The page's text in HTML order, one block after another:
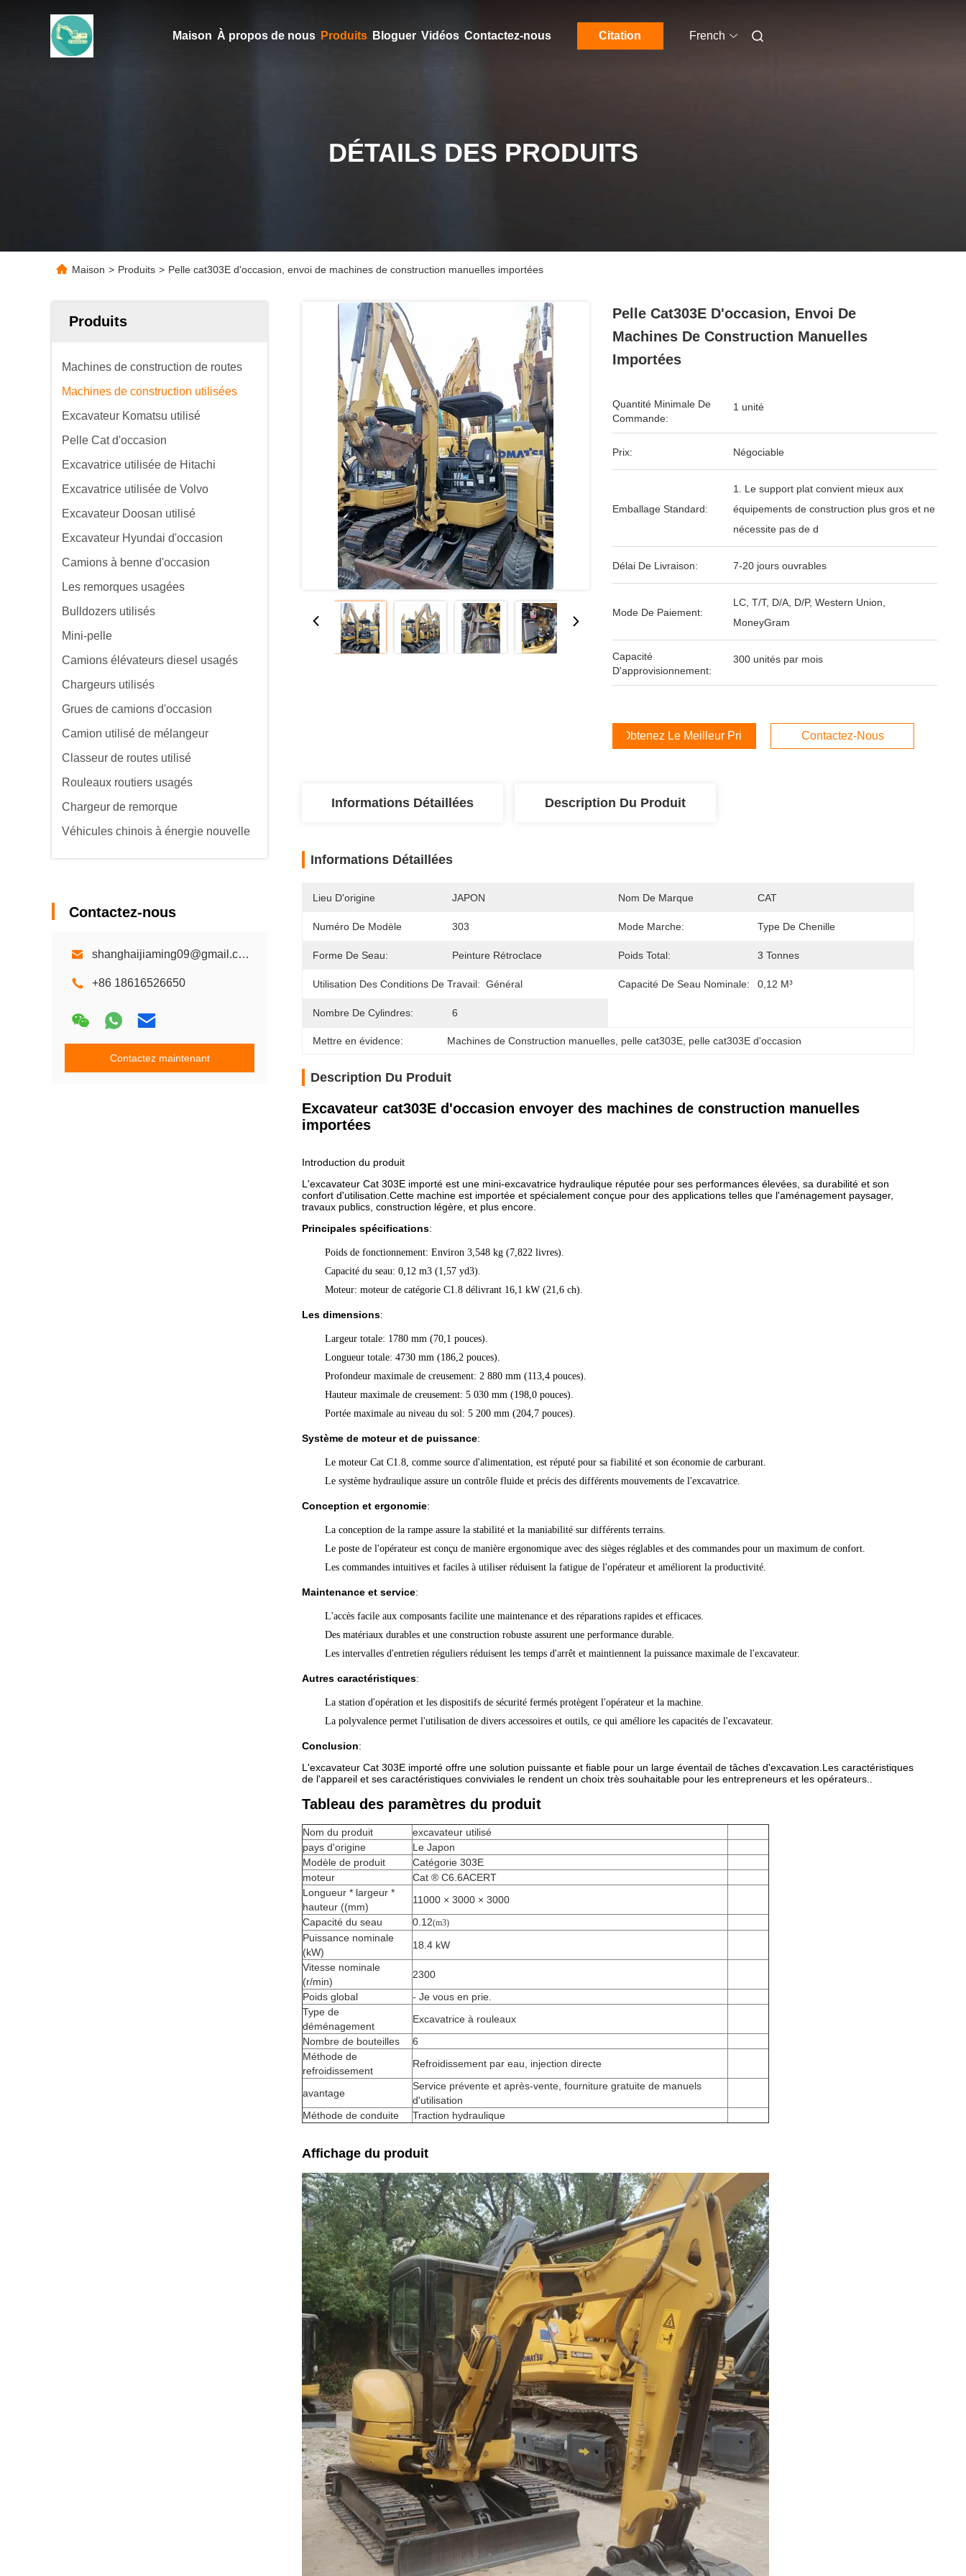
Maison À propos de nous Produits Bloguer Vidéos Contactez-nous Citation French
DÉTAILS DES PRODUITS
Maison > Produits > Pelle cat303E d'occasion, envoi de machines de construction manuelles importées
Produits
Machines de construction de routes
Machines de construction utilisées
Excavateur Komatsu utilisé
Pelle Cat d'occasion
Excavatrice utilisée de Hitachi
Excavatrice utilisée de Volvo
Excavateur Doosan utilisé
Excavateur Hyundai d'occasion
Camions à benne d'occasion
Les remorques usagées
Bulldozers utilisés
Mini-pelle
Camions élévateurs diesel usagés
Chargeurs utilisés
Grues de camions d'occasion
Camion utilisé de mélangeur
Classeur de routes utilisé
Rouleaux routiers usagés
Chargeur de remorque
Véhicules chinois à énergie nouvelle
Contactez-nous
shanghaijiaming09@gmail.com
+86 18616526650
Contactez maintenant
Pelle Cat303E D'occasion, Envoi De
Machines De Construction Manuelles
Importées
Quantité Minimale De
Commande:
1 unité
Prix: Négociable
Emballage Standard:
1. Le support plat convient mieux aux
équipements de construction plus gros et ne
nécessite pas de d
Délai De Livraison: 7-20 jours ouvrables
Mode De Paiement:
LC, T/T, D/A, D/P, Western Union,
MoneyGram
Capacité
D'approvisionnement:
300 unités par mois
Obtenez Le Meilleur Prix Contactez-Nous
Informations Détaillées Description Du Produit
Informations Détaillées
Lieu D'origine JAPON Nom De Marque CAT
Numéro De Modèle 303 Mode Marche: Type De Chenille
Forme De Seau: Peinture Rétroclace Poids Total: 3 Tonnes
Utilisation Des Conditions De Travail: Général Capacité De Seau Nominale: 0,12 M³
Nombre De Cylindres: 6
Mettre en évidence: Machines de Construction manuelles pelle cat303E pelle cat303E d'occasion
Description Du Produit
Excavateur cat303E d'occasion envoyer des machines de construction manuelles
importées
Introduction du produit
L'excavateur Cat 303E importé est une mini-excavatrice hydraulique réputée pour ses performances élevées, sa durabilité et son
confort d'utilisation.Cette machine est importée et spécialement conçue pour des applications telles que l'aménagement paysager,
travaux publics, construction légère, et plus encore.
Principales spécifications:
Poids de fonctionnement: Environ 3,548 kg (7,822 livres).
Capacité du seau: 0,12 m3 (1,57 yd3).
Moteur: moteur de catégorie C1.8 délivrant 16,1 kW (21,6 ch).
Les dimensions:
Largeur totale: 1780 mm (70,1 pouces).
Longueur totale: 4730 mm (186,2 pouces).
Profondeur maximale de creusement: 2 880 mm (113,4 pouces).
Hauteur maximale de creusement: 5 030 mm (198,0 pouces).
Portée maximale au niveau du sol: 5 200 mm (204,7 pouces).
Système de moteur et de puissance:
Le moteur Cat C1.8, comme source d'alimentation, est réputé pour sa fiabilité et son économie de carburant.
Le système hydraulique assure un contrôle fluide et précis des différents mouvements de l'excavatrice.
Conception et ergonomie:
La conception de la rampe assure la stabilité et la maniabilité sur différents terrains.
Le poste de l'opérateur est conçu de manière ergonomique avec des sièges réglables et des commandes pour un maximum de confort.
Les commandes intuitives et faciles à utiliser réduisent la fatigue de l'opérateur et améliorent la productivité.
Maintenance et service:
L'accès facile aux composants facilite une maintenance et des réparations rapides et efficaces.
Des matériaux durables et une construction robuste assurent une performance durable.
Les intervalles d'entretien réguliers réduisent les temps d'arrêt et maintiennent la puissance maximale de l'excavateur.
Autres caractéristiques:
La station d'opération et les dispositifs de sécurité fermés protègent l'opérateur et la machine.
La polyvalence permet l'utilisation de divers accessoires et outils, ce qui améliore les capacités de l'excavateur.
Conclusion:
L'excavateur Cat 303E importé offre une solution puissante et fiable pour un large éventail de tâches d'excavation.Les caractéristiques
de l'appareil et ses caractéristiques conviviales le rendent un choix très souhaitable pour les entrepreneurs et les opérateurs..
Tableau des paramètres du produit
Nom du produit
excavateur utilisé
pays d'origine
Le Japon
Modèle de produit
Catégorie 303E
moteur
Cat ® C6.6ACERT
Longueur * largeur *
hauteur ((mm)
11000 × 3000 × 3000
Capacité du seau
0.12(m3)
Puissance nominale
(kW)
18.4 kW
Vitesse nominale
(r/min)
2300
Poids global
- Je vous en prie.
Type de
déménagement
Excavatrice à rouleaux
Nombre de bouteilles
6
Méthode de
refroidissement
Refroidissement par eau, injection directe
avantage
Service prévente et après-vente, fourniture gratuite de manuels
d'utilisation
Méthode de conduite
Traction hydraulique
Affichage du produit